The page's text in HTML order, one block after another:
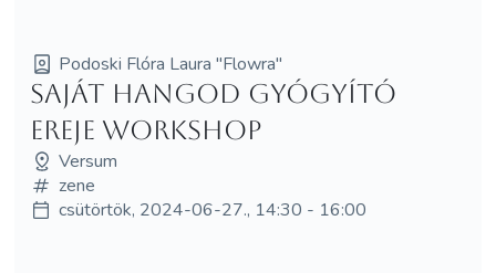
Podoski Flóra Laura "Flowra"
Saját Hangod Gyógyító
Ereje Workshop
Versum
zene
csütörtök, 2024-06-27., 14:30 - 16:00